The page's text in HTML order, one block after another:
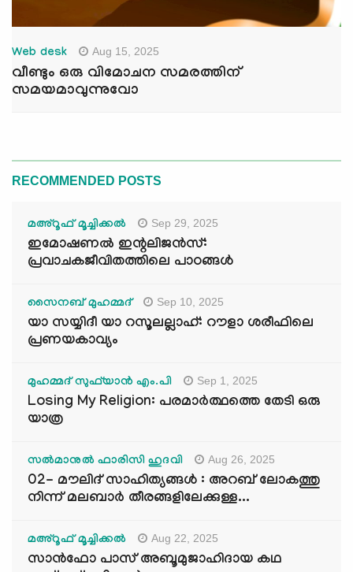
Web desk Aug 15, 2025
വീണ്ടും ഒരു വിമോചന സമരത്തിന്
സമയമാവുന്നുവോ
RECOMMENDED POSTS
മഅ്റൂഫ് മൂച്ചിക്കല്‍ Sep 29, 2025
ഇമോഷണൽ ഇന്റലിജൻസ്:
പ്രവാചകജീവിതത്തിലെ പാഠങ്ങൾ
സൈനബ് മുഹമ്മദ് Sep 10, 2025
യാ സയ്യിദീ യാ റസൂലല്ലാഹ്: റൗളാ ശരീഫിലെ
പ്രണയകാവ്യം
മുഹമ്മദ് സുഫ്‌യാൻ എം.പി Sep 1, 2025
Losing My Religion: പരമാർത്ഥത്തെ തേടി ഒരു
യാത്ര
സൽമാനുൽ ഫാരിസി ഹുദവി Aug 26, 2025
02- മൗലിദ് സാഹിത്യങ്ങൾ : അറബ് ലോകത്തു
നിന്ന് മലബാർ തീരങ്ങളിലേക്കുള്ള...
മഅ്റൂഫ് മൂച്ചിക്കല്‍ Aug 22, 2025
സാൻഫോ പാസ് അബൂമുജാഹിദായ കഥ